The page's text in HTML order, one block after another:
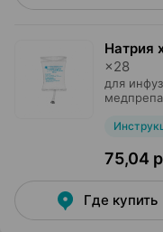
Натрия
×28
для
75,04
Где купить